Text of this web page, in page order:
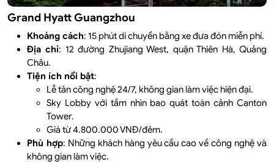
Grand Hyatt Guangzhou
Khoảng cách: 15 phút di chuyển bằng xe đưa đón miễn phí.
Địa chỉ: 12 đường Zhujiang West, quận Thiên Hà, Quảng
Châu.
Tiện ích nổi bật:
Lễ tân công nghệ 24/7, không gian làm việc hiện đại.
Sky Lobby với tầm nhìn bao quát toàn cảnh Canton
Tower.
Giá từ 4.800.000 VNĐ/đêm.
Phù hợp: Những khách hàng yêu cầu cao về công nghệ và
không gian làm việc.